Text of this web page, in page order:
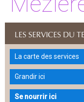
LES SERVICES DU
La carte des services
Grandir ici
Se nourrir ici